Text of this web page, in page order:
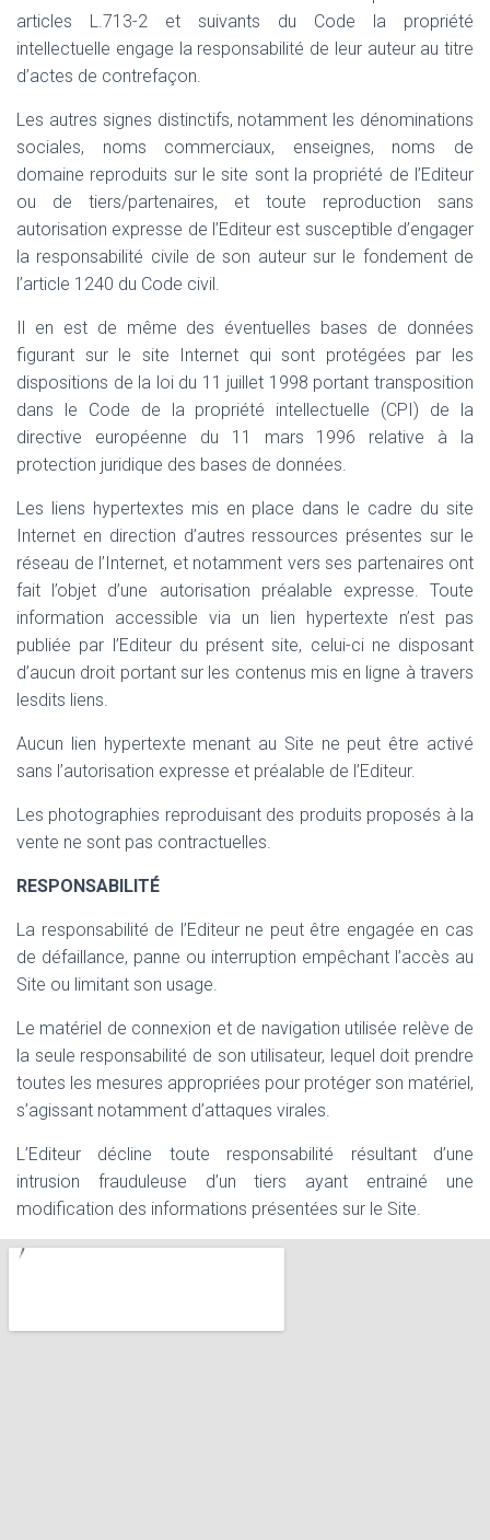
articles L.713-2 et suivants du Code la propriété
intellectuelle engage la responsabilité de leur auteur au titre
d’actes de contrefaçon.
Les autres signes distinctifs, notamment les dénominations
sociales, noms commerciaux, enseignes, noms de
domaine reproduits sur le site sont la propriété de l’Editeur
ou de tiers/partenaires, et toute reproduction sans
autorisation expresse de l’Editeur est susceptible d’engager
la responsabilité civile de son auteur sur le fondement de
l’article 1240 du Code civil.
Il en est de même des éventuelles bases de données
figurant sur le site Internet qui sont protégées par les
dispositions de la loi du 11 juillet 1998 portant transposition
dans le Code de la propriété intellectuelle (CPI) de la
directive européenne du 11 mars 1996 relative à la
protection juridique des bases de données.
Les liens hypertextes mis en place dans le cadre du site
Internet en direction d’autres ressources présentes sur le
réseau de l’Internet, et notamment vers ses partenaires ont
fait l’objet d’une autorisation préalable expresse. Toute
information accessible via un lien hypertexte n’est pas
publiée par l’Editeur du présent site, celui-ci ne disposant
d’aucun droit portant sur les contenus mis en ligne à travers
lesdits liens.
Aucun lien hypertexte menant au Site ne peut être activé
sans l’autorisation expresse et préalable de l’Editeur.
Les photographies reproduisant des produits proposés à la
vente ne sont pas contractuelles.
RESPONSABILITÉ
La responsabilité de l’Editeur ne peut être engagée en cas
de défaillance, panne ou interruption empêchant l’accès au
Site ou limitant son usage.
Le matériel de connexion et de navigation utilisée relève de
la seule responsabilité de son utilisateur, lequel doit prendre
toutes les mesures appropriées pour protéger son matériel,
s’agissant notamment d’attaques virales.
L’Editeur décline toute responsabilité résultant d’une
intrusion frauduleuse d’un tiers ayant entrainé une
modification des informations présentées sur le Site.